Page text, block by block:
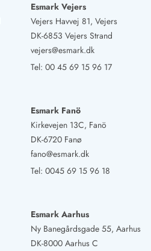
Esmark Vejers
Vejers Havvej 81, Vejers
DK-6853 Vejers Strand
vejers@esmark.dk
Tel: 00 45 69 15 96 17
Esmark Fanö
Kirkevejen 13C, Fanö
DK-6720 Fanø
fano@esmark.dk
Tel: 0045 69 15 96 18
Esmark Aarhus
Ny Banegårdsgade 55, Aarhus
DK-8000 Aarhus C